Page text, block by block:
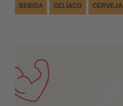
BEBIDA CELÍACO CERVEJA